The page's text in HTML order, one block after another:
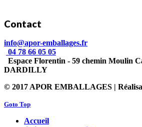
Contact
info@apor-emballages.fr
04 78 66 05 05
Espace Florentin - 59 chemin Moulin
DARDILLY
© 2017 APOR EMBALLAGES |
Goto Top
Accueil